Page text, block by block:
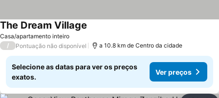
Casa/apartamento inteiro
The Dream Village
/ Pontuação não disponível a 10.8 km de Centro da cidade
Selecione as datas para ver os preços
exatos.
Ver preços